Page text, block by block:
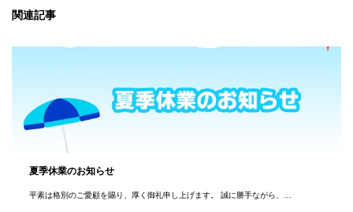
関連記事
夏季休業のお知らせ
平素は格別のご愛顧を賜り、厚く御礼申し上げます。 誠に勝手ながら、…